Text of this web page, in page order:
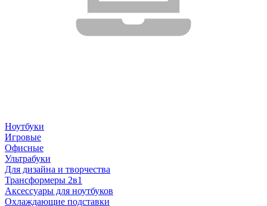
Ноутбуки
Игровые
Офисные
Ультрабуки
Для дизайна и творчества
Трансформеры 2в1
Аксессуары для ноутбуков
Охлаждающие подставки